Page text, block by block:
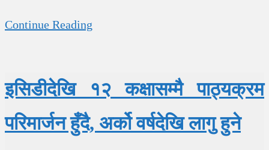
Continue Reading
इसिडीदेखि १२ कक्षासम्मै पाठ्यक्रम
परिमार्जन हुँदै, अर्को वर्षदेखि लागु हुने